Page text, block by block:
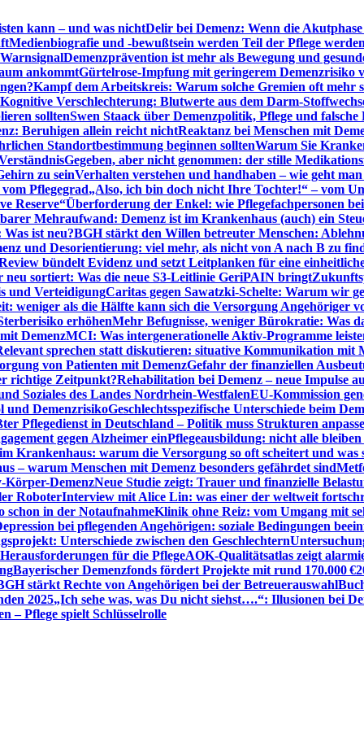
kann – und was nichtDelir bei Demenz: Wenn die
Medienbiografie und -bewußtsein werden Teil der Pflege werden
Demenzprävention ist mehr als Bewegung und
ankommtGürtelrose-Impfung mit geringerem Demenzrisiko
Kampf dem Arbeitskreis: Warum solche Gremien oft mehr
Kognitive Verschlechterung: Blutwerte aus dem Darm-
solltenSwen Staack über Demenzpolitik, Pflege und falsche
Beruhigen allein reicht nichtReaktanz bei Menschen mit
Standortbestimmung beginnen solltenWarum Sie
Gegeben, aber nicht genommen: der stille
zu seinVerhalten verstehen und handhaben – wie geht
Pflegegrad„Also, ich bin doch nicht Ihre Tochter!“ – vom
Reserve“Überforderung der Enkel: wie Pflegefachpersonen
Mehraufwand: Demenz ist im Krankenhaus (auch) ein
ist neu?BGH stärkt den Willen betreuter Menschen:
und Desorientierung: viel mehr, als nicht von A nach B zu
bündelt Evidenz und setzt Leitplanken für eine
neu sortiert: Was die neue S3-Leitlinie GeriPAIN bringt
und VerteidigungCaritas gegen Sawatzki-Schelte: Warum wir
weniger als die Hälfte kann sich die Versorgung Angehöriger
erhöhenMehr Befugnisse, weniger Bürokratie: Was
DemenzMCI: Was intergenerationelle Aktiv-Programme
sprechen statt diskutieren: situative Kommunikation mit
von Patienten mit DemenzGefahr der finanziellen
richtige Zeitpunkt?Rehabilitation bei Demenz – neue Impulse
Soziales des Landes Nordrhein-WestfalenEU-Kommission
und DemenzrisikoGeschlechtsspezifische Unterschiede beim
Pflegedienst in Deutschland – Politik muss Strukturen
gegen Alzheimer einPflegeausbildung: nicht alle bleiben
Krankenhaus: warum die Versorgung so oft scheitert und was
– warum Menschen mit Demenz besonders gefährdet sind
Körper-DemenzNeue Studie zeigt: Trauer und finanzielle
RoboterInterview mit Alice Lin: was einer der weltweit
schon in der NotaufnahmeKlinik ohne Reiz: vom Umgang mit
bei pflegenden Angehörigen: soziale Bedingungen
Unterschiede zwischen den Geschlechtern
für die PflegeAOK-Qualitätsatlas zeigt
Bayerischer Demenzfonds fördert Projekte mit rund 170.000 €
stärkt Rechte von Angehörigen bei der Betreuerauswahl
2025„Ich sehe was, was Du nicht siehst….“: Illusionen bei
– Pflege spielt Schlüsselrolle